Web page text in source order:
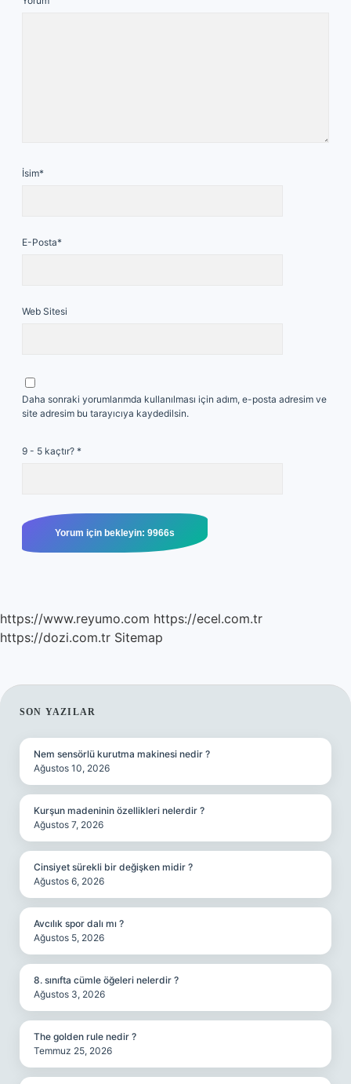
İsim*
E-Posta*
Web Sitesi
Daha sonraki yorumlarımda kullanılması için adım, e-posta adresim ve
site adresim bu tarayıcıya kaydedilsin.
9 - 5 kaçtır? *
https://www.reyumo.com https://ecel.com.tr
https://dozi.com.tr Sitemap
SIDEBAR
SON YAZILAR
Nem sensörlü kurutma makinesi nedir ?
Ağustos 10, 2026
Kurşun madeninin özellikleri nelerdir ?
Ağustos 7, 2026
Cinsiyet sürekli bir değişken midir ?
Ağustos 6, 2026
Avcılık spor dalı mı ?
Ağustos 5, 2026
8. sınıfta cümle öğeleri nelerdir ?
Ağustos 3, 2026
The golden rule nedir ?
Temmuz 25, 2026